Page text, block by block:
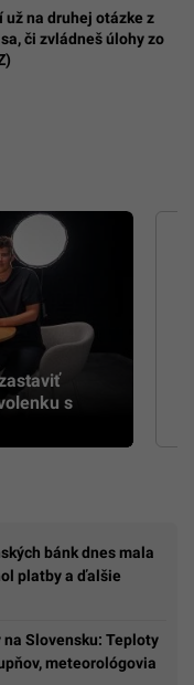
už na druhej otázke z
či zvládneš úlohy zo
s
bánk dnes mala
platby a ďalšie
Slovensku: Teploty
meteorológovia